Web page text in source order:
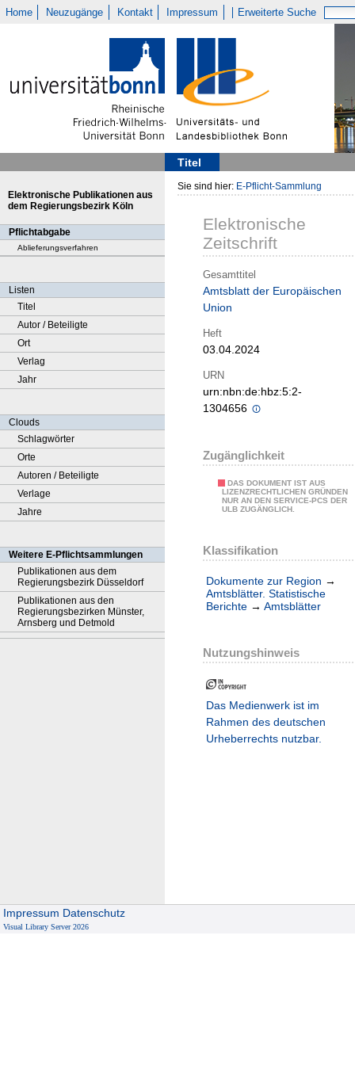
Home Neuzugänge Kontakt Impressum Erweiterte Suche
Titel
Elektronische Publikationen aus
dem Regierungsbezirk Köln
Pflichtabgabe
Ablieferungsverfahren
Listen
Titel
Autor / Beteiligte
Ort
Verlag
Jahr
Clouds
Schlagwörter
Orte
Autoren / Beteiligte
Verlage
Jahre
Weitere E-Pflichtsammlungen
Publikationen aus dem
Regierungsbezirk Düsseldorf
Publikationen aus den
Regierungsbezirken Münster,
Arnsberg und Detmold
Sie sind hier: E-Pflicht-Sammlung
Elektronische
Zeitschrift
Gesamttitel
Amtsblatt der Europäischen
Union
Heft
03.04.2024
URN
urn:nbn:de:hbz:5:2-
1304656
Zugänglichkeit
DAS DOKUMENT IST AUS
LIZENZRECHTLICHEN GRÜNDEN
NUR AN DEN SERVICE-PCS DER
ULB ZUGÄNGLICH.
Klassifikation
Dokumente zur Region →
Amtsblätter. Statistische
Berichte → Amtsblätter
Nutzungshinweis
Das Medienwerk ist im
Rahmen des deutschen
Urheberrechts nutzbar.
Impressum Datenschutz
Visual Library Server 2026